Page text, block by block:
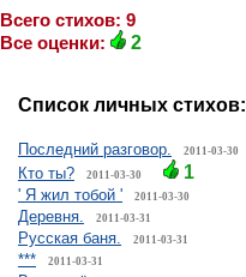
Всего стихов: 9
Все оценки:
2
Список личных стихов:
Последний разговор. 2011-03-30
Кто ты? 2011-03-30 1
' Я жил тобой ' 2011-03-30
Деревня. 2011-03-31
Русская баня. 2011-03-31
*** 2011-03-31